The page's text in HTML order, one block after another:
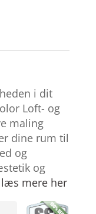
i dit
Loft- og
maling
dine rum til
og
og
læs mere her